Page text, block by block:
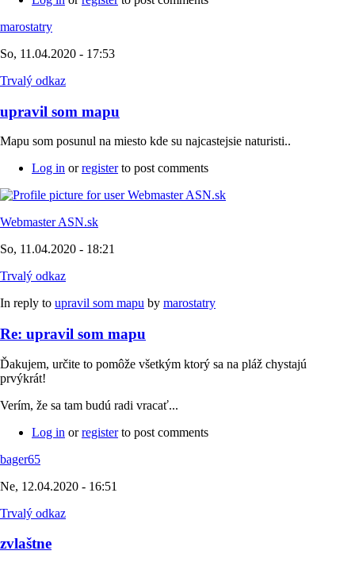
marostatry
So, 11.04.2020 - 17:53
Trvalý odkaz
upravil som mapu
Mapu som posunul na miesto kde su najcastejsie naturisti..
Log in orregisterto post comments
Webmaster ASN.sk
So, 11.04.2020 - 18:21
Trvalý odkaz
In reply to upravil som mapu by marostatry
Re: upravil som mapu
Ďakujem, určite to pomôže všetkým ktorý sa na pláž chystajú
prvýkrát!
Verím, že sa tam budú radi vracať...
Log in orregisterto post comments
bager65
Ne, 12.04.2020 - 16:51
Trvalý odkaz
zvlaštne